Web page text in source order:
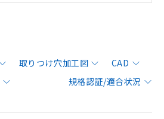
取りつけ穴加工図
CAD
規格認証/適合状況